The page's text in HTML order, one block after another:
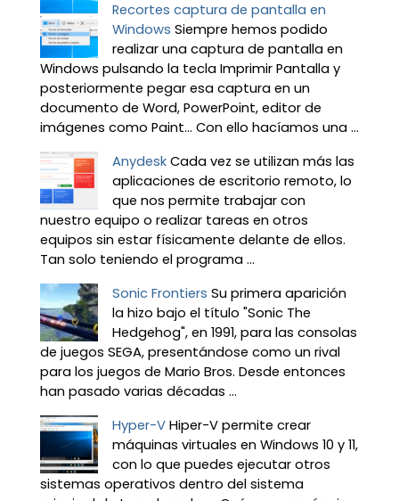
Recortes captura de pantalla en
Windows Siempre hemos podido
realizar una captura de pantalla en
Windows pulsando la tecla Imprimir Pantalla y
posteriormente pegar esa captura en un
documento de Word, PowerPoint, editor de
imágenes como Paint… Con ello hacíamos una ...
Anydesk Cada vez se utilizan más las
aplicaciones de escritorio remoto, lo
que nos permite trabajar con
nuestro equipo o realizar tareas en otros
equipos sin estar físicamente delante de ellos.
Tan solo teniendo el programa ...
Sonic Frontiers Su primera aparición
la hizo bajo el título "Sonic The
Hedgehog", en 1991, para las consolas
de juegos SEGA, presentándose como un rival
para los juegos de Mario Bros. Desde entonces
han pasado varias décadas ...
Hyper-V Hiper-V permite crear
máquinas virtuales en Windows 10 y 11,
con lo que puedes ejecutar otros
sistemas operativos dentro del sistema